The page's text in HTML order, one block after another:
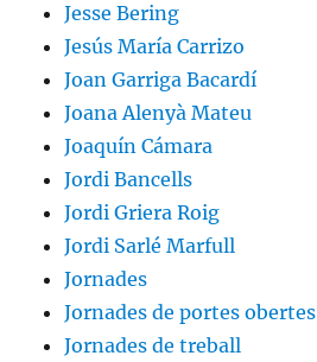
Jesse Bering
Jesús María Carrizo
Joan Garriga Bacardí
Joana Alenyà Mateu
Joaquín Cámara
Jordi Bancells
Jordi Griera Roig
Jordi Sarlé Marfull
Jornades
Jornades de portes obertes
Jornades de treball